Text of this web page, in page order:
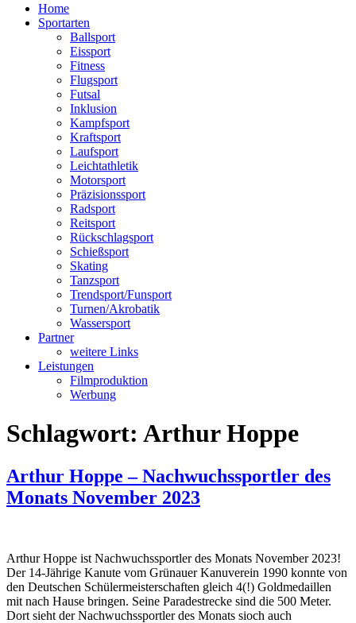
Menü
Home
Sportarten
Ballsport
Eissport
Fitness
Flugsport
Futsal
Inklusion
Kampfsport
Kraftsport
Laufsport
Leichtathletik
Motorsport
Präzisionssport
Radsport
Reitsport
Rückschlagsport
Schießsport
Skating
Tanzsport
Trendsport/Funsport
Turnen/Akrobatik
Wassersport
Partner
weitere Links
Leistungen
Filmproduktion
Werbung
Schlagwort: Arthur Hoppe
Arthur Hoppe – Nachwuchssportler des
Monats November 2023
Arthur Hoppe ist Nachwuchssportler des Monats November 2023!
Der 14-Jährige Kanute vom Grünauer Kanuverein 1990 konnte von
den Deutschen Schülermeisterschaften gleich 4(!) Goldmedaillen
mit nach Hause bringen. Seine Paradestrecke sind die 500 Meter.
Dort sieht der Nachwuchssportler des Monats sioch auch